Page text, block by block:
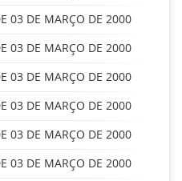
03 DE MARÇO DE 2000
03 DE MARÇO DE 2000
03 DE MARÇO DE 2000
03 DE MARÇO DE 2000
03 DE MARÇO DE 2000
03 DE MARÇO DE 2000